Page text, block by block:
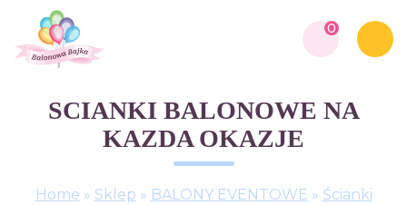
0
SCIANKI BALONOWE NA
KAZDA OKAZJE
Home » Sklep » BALONY EVENTOWE » Ścianki